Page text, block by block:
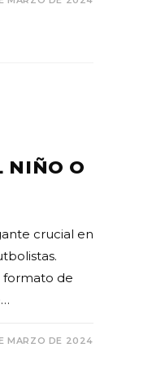
NIÑO O
crucial en
formato de
MARZO DE 2024